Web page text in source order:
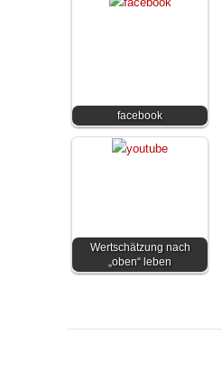
facebook
Wertschätzung nach
„oben“ leben